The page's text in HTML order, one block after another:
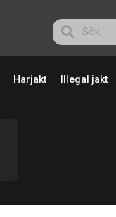
Harjakt Illegal jakt